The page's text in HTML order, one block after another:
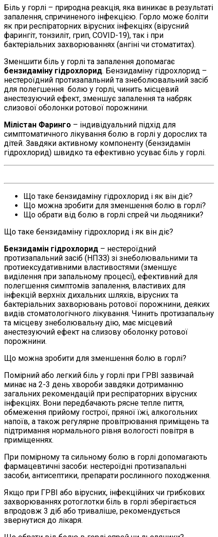
Біль у горлі – природна реакція, яка виникає в результаті
запалення, спричиненого інфекцією. Горло може боліти
як при респіраторних вірусних інфекціях (вірусний
фарингіт, тонзиліт, грип, COVID-19), так і при
бактеріальних захворюваннях (ангіні чи стоматитах).
Зменшити біль у горлі та запалення допомагає
бензидаміну гідрохлорид. Бензидаміну гідрохлорид –
нестероїдний протизапальний та знеболювальний засіб
для полегшення болю у горлі, чинить місцевий
анестезуючий ефект, зменшує запалення та набряк
слизової оболонки ротової порожнини.
Мілістан Фаринго – індивідуальний підхід для
симптоматичного лікування болю в горлі у дорослих та
дітей. Завдяки активному компоненту (бензидамін
гідрохлорид) швидко та ефективно усуває біль у горлі.
Що таке бензидаміну гідрохлорид і як він діє?
Що можна зробити для зменшення болю в горлі?
Що обрати від болю в горлі спрей чи льодяники?
Що таке бензидаміну гідрохлорид і як він діє?
Бензидамін гідрохлорид – нестероїдний
протизапальний засіб (НПЗЗ) зі знеболювальними та
протиексудативними властивостями (зменшує
виділення при запальному процесі), ефективний для
полегшення симптомів запалення, властивих для
інфекцій верхніх дихальних шляхів, вірусних та
бактеріальних захворювань ротової порожнини, деяких
видів стоматологічного лікування. Чинить протизапальну
та місцеву знеболювальну дію, має місцевий
анестезуючий ефект на слизову оболонку ротової
порожнини.
Що можна зробити для зменшення болю в горлі?
Помірний або легкий біль у горлі при ГРВІ зазвичай
минає на 2-3 день хвороби завдяки дотриманню
загальних рекомендацій при респіраторних вірусних
інфекціях. Вони передбачають рясне тепле пиття,
обмеження прийому гострої, пряної їжі, алкогольних
напоїв, а також регулярне провітрювання приміщень та
підтримання нормального рівня вологості повітря в
приміщеннях.
При помірному та сильному болю в горлі допомагають
фармацевтичні засоби: нестероїдні протизапальні
засоби, антисептики, препарати рослинного походження.
Якщо при ГРВІ або вірусних, інфекційних чи грибкових
захворюваннях ротоглотки біль в горлі зберігається
впродовж 3 діб або триваліше, рекомендується
звернутися до лікаря.